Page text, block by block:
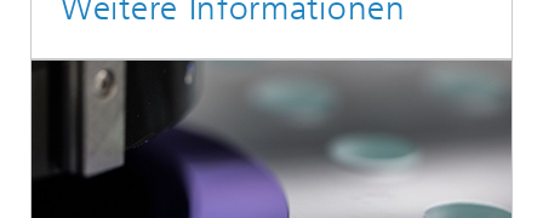
Weitere Informationen